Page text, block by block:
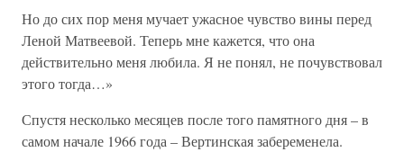
Но до сих пор меня мучает ужасное чувство вины перед
Леной Матвеевой. Теперь мне кажется, что она
действительно меня любила. Я не понял, не почувствовал
этого тогда…»
Спустя несколько месяцев после того памятного дня – в
самом начале 1966 года – Вертинская забеременела.